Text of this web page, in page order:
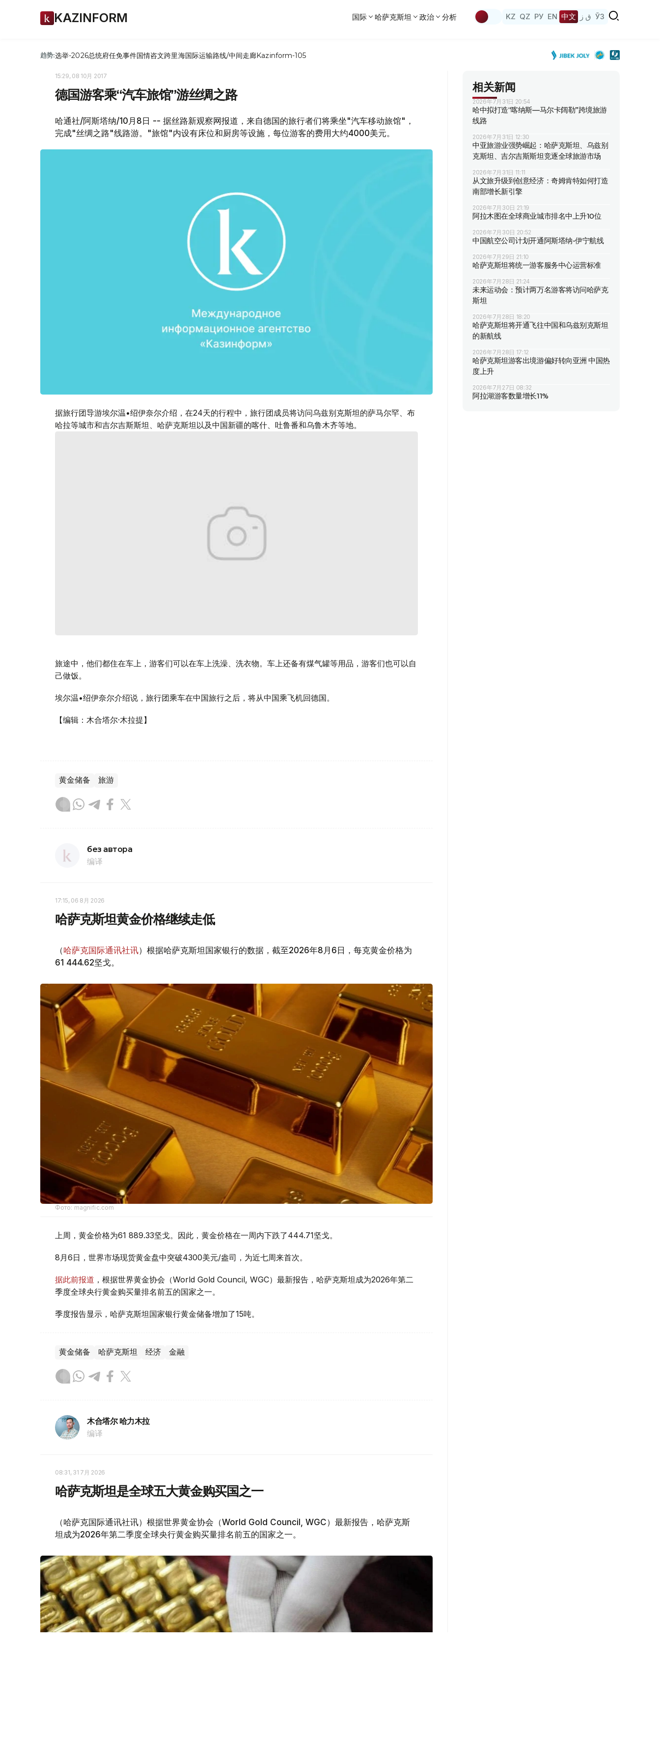
KAZINFORM 国际 哈萨克斯坦 政治 分析 KZ QZ РУ EN 中文 ق ز ЎЗ
趋势:选举-2026总统府任免事件国情咨文跨里海国际运输路线/中间走廊Kazinform-105
15:29, 08 10月 2017
德国游客乘“汽车旅馆”游丝绸之路
哈通社/阿斯塔纳/10月8日 -- 据丝路新观察网报道，来自德国的旅行者们将乘坐"汽车移动旅馆"，
完成"丝绸之路"线路游。"旅馆"内设有床位和厨房等设施，每位游客的费用大约4000美元。
据旅行团导游埃尔温•绍伊奈尔介绍，在24天的行程中，旅行团成员将访问乌兹别克斯坦的萨马尔罕、布
哈拉等城市和吉尔吉斯斯坦、哈萨克斯坦以及中国新疆的喀什、吐鲁番和乌鲁木齐等地。
旅途中，他们都住在车上，游客们可以在车上洗澡、洗衣物。车上还备有煤气罐等用品，游客们也可以自
己做饭。
埃尔温•绍伊奈尔介绍说，旅行团乘车在中国旅行之后，将从中国乘飞机回德国。
【编辑：木合塔尔·木拉提】
黄金储备 旅游
без автора
编译
17:15, 06 8月 2026
哈萨克斯坦黄金价格继续走低
（哈萨克国际通讯社讯）根据哈萨克斯坦国家银行的数据，截至2026年8月6日，每克黄金价格为
61 444.62坚戈。
Фото: magnific.com
上周，黄金价格为61 889.33坚戈。因此，黄金价格在一周内下跌了444.71坚戈。
8月6日，世界市场现货黄金盘中突破4300美元/盎司，为近七周来首次。
据此前报道 ，根据世界黄金协会（World Gold Council, WGC）最新报告，哈萨克斯坦成为2026年第二
季度全球央行黄金购买量排名前五的国家之一。
季度报告显示，哈萨克斯坦国家银行黄金储备增加了15吨。
黄金储备 哈萨克斯坦 经济 金融
木合塔尔 哈力木拉
编译
08:31, 31 7月 2026
哈萨克斯坦是全球五大黄金购买国之一
（哈萨克国际通讯社讯）根据世界黄金协会（World Gold Council, WGC）最新报告，哈萨克斯
坦成为2026年第二季度全球央行黄金购买量排名前五的国家之一。
相关新闻
2026年7月31日 20:54
哈中拟打造“喀纳斯—马尔卡阔勒”跨境旅游
线路
2026年7月31日 12:30
中亚旅游业强势崛起：哈萨克斯坦、乌兹别
克斯坦、吉尔吉斯斯坦竞逐全球旅游市场
2026年7月31日 11:11
从文旅升级到创意经济：奇姆肯特如何打造
南部增长新引擎
2026年7月30日 21:19
阿拉木图在全球商业城市排名中上升10位
2026年7月30日 20:52
中国航空公司计划开通阿斯塔纳-伊宁航线
2026年7月29日 21:10
哈萨克斯坦将统一游客服务中心运营标准
2026年7月28日 21:24
未来运动会：预计两万名游客将访问哈萨克
斯坦
2026年7月28日 18:20
哈萨克斯坦将开通飞往中国和乌兹别克斯坦
的新航线
2026年7月28日 17:12
哈萨克斯坦游客出境游偏好转向亚洲 中国热
度上升
2026年7月27日 08:32
阿拉湖游客数量增长11%